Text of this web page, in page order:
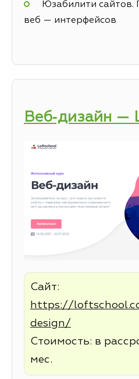
Юзабилити сайтов.
веб — интерфейсов
Веб‑дизайн —
Сайт:
https://
design/
Стоимость: в
мес.